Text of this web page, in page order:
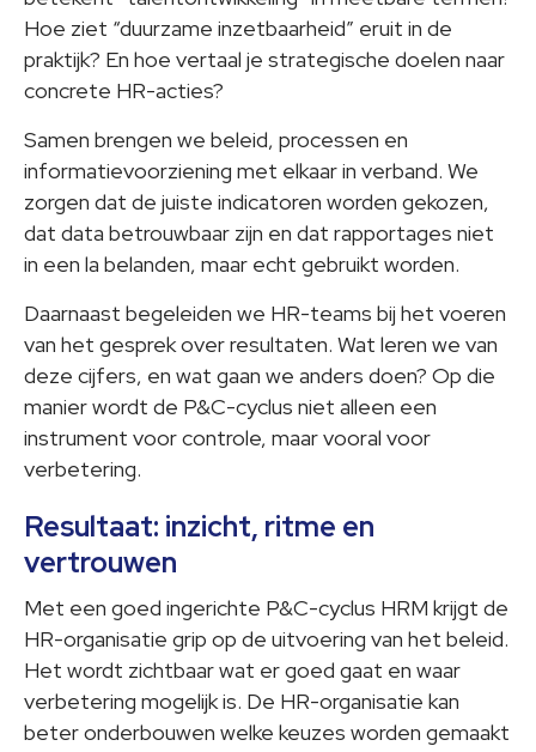
Hoe ziet “duurzame inzetbaarheid” eruit in de
praktijk? En hoe vertaal je strategische doelen naar
concrete HR-acties?
Samen brengen we beleid, processen en
informatievoorziening met elkaar in verband. We
zorgen dat de juiste indicatoren worden gekozen,
dat data betrouwbaar zijn en dat rapportages niet
in een la belanden, maar echt gebruikt worden.
Daarnaast begeleiden we HR-teams bij het voeren
van het gesprek over resultaten. Wat leren we van
deze cijfers, en wat gaan we anders doen? Op die
manier wordt de P&C-cyclus niet alleen een
instrument voor controle, maar vooral voor
verbetering.
Resultaat: inzicht, ritme en
vertrouwen
Met een goed ingerichte P&C-cyclus HRM krijgt de
HR-organisatie grip op de uitvoering van het beleid.
Het wordt zichtbaar wat er goed gaat en waar
verbetering mogelijk is. De HR-organisatie kan
beter onderbouwen welke keuzes worden gemaakt